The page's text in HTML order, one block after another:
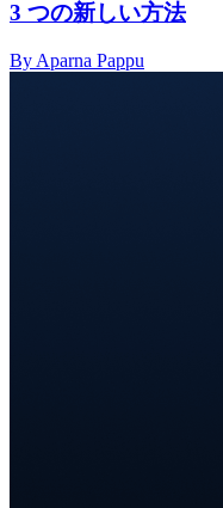
3 つの新しい方法
By Aparna Pappu